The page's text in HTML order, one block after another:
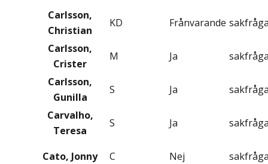
Carlsson,
Christian
KD Frånvarande
Carlsson,
Crister
M Ja
Carlsson,
Gunilla
S Ja
Carvalho,
Teresa
S Ja
Cato, Jonny C Nej